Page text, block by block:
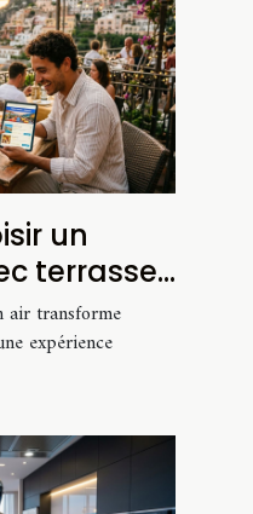
un
terrasse
air transforme
expérience